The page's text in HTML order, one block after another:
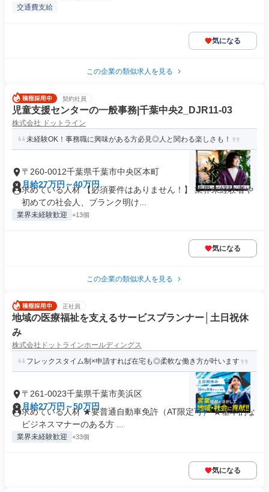
交通費支給
気になる
この企業の類似求人を見る
契約社員
児童支援センターの一般事務|千葉中央2_DJR11-03
株式会社 ドットライン
未経験OK！事務職に興味がある方必見◎人と関わる楽しさも！
〒260-0012千葉県千葉市中央区本町
月給27万円～40万円
求めている人材 【必須要件はありません！】 業界未経験者や
初めての社会人、ブランク明け...
業界未経験歓迎 +13個
気になる
この企業の類似求人を見る
正社員
地域の医療福祉を支えるサービスプランナー│土日祝休
み
株式会社ドットラインホールディングス
フレックスタイム制×申請すれば在宅も◎柔軟な働き方が叶います
〒261-0023千葉県千葉市美浜区
月給27万円～50万円
求めている人材 ★要普通自動車免許（AT限定可） ★基本的な
ビジネスマナーのある方 ...
業界未経験歓迎 +33個
気になる